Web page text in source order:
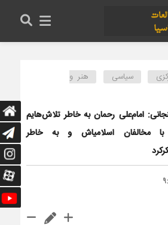
سیاسی
هنر و
امام‌علی رحمان‌ به خاطر تلاش‌هایم
براى ایجاد آشتى با مخالفان اسلامی‎اش و به خاطر